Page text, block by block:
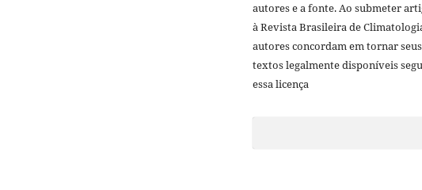
autores e a fonte. Ao submeter
à Revista Brasileira de
autores concordam em tornar seus
textos legalmente disponíveis
essa licença